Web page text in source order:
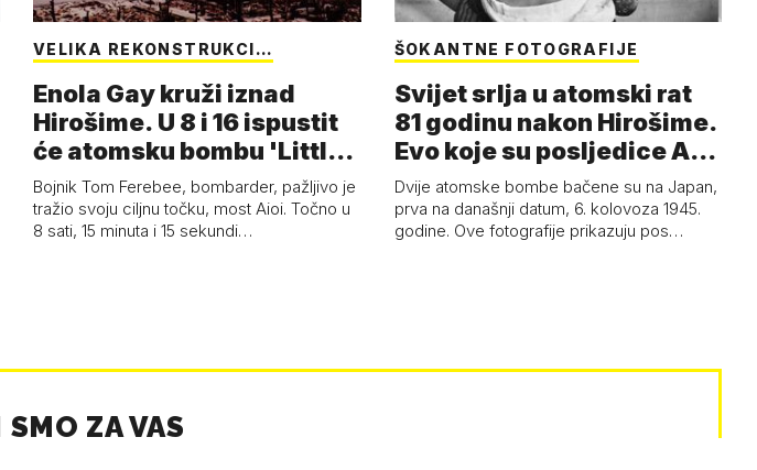
VELIKA REKONSTRUKCI…
Enola Gay kruži iznad
Hirošime. U 8 i 16 ispustit
će atomsku bombu 'Little
Boy'
Bojnik Tom Ferebee, bombarder, pažljivo je
tražio svoju ciljnu točku, most Aioi. Točno u
8 sati, 15 minuta i 15 sekundi…
ŠOKANTNE FOTOGRAFIJE
Svijet srlja u atomski rat
81 godinu nakon Hirošime.
Evo koje su posljedice A-
b…
Dvije atomske bombe bačene su na Japan,
prva na današnji datum, 6. kolovoza 1945.
godine. Ove fotografije prikazuju pos…